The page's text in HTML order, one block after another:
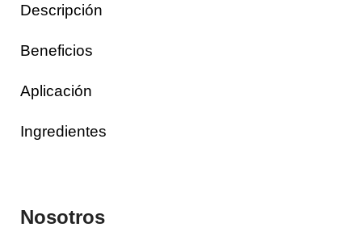
Descripción
Beneficios
Aplicación
Ingredientes
Nosotros